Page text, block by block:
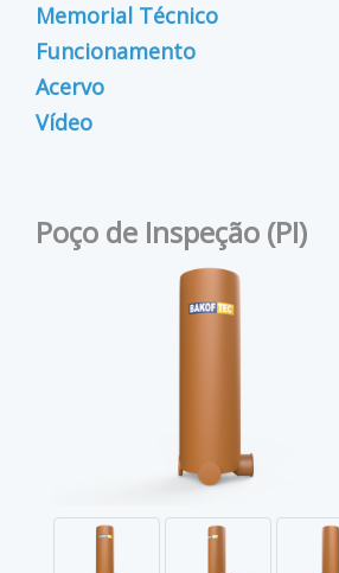
Memorial Técnico
Funcionamento
Acervo
Vídeo
Poço de Inspeção (PI)